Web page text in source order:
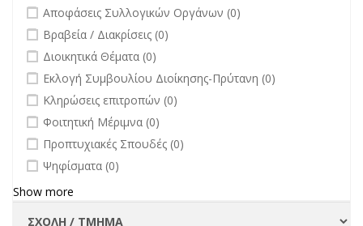
undefined
Αποφάσεις Συλλογικών Οργάνων (0)
undefined
Βραβεία / Διακρίσεις (0)
undefined
Διοικητικά Θέματα (0)
undefined
Εκλογή Συμβουλίου Διοίκησης-Πρύτανη (0)
undefined
Κληρώσεις επιτροπών (0)
undefined
Φοιτητική Μέριμνα (0)
undefined
Προπτυχιακές Σπουδές (0)
undefined
Ψηφίσματα (0)
Show more